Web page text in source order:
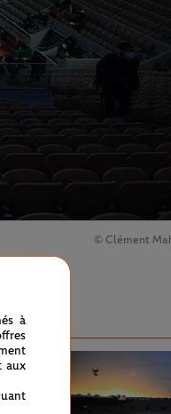
© Clément
à
aux